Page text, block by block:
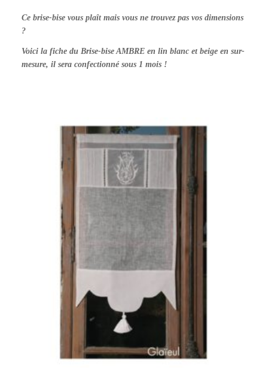
Ce brise-bise vous plaît mais vous ne trouvez pas vos dimensions
?
Voici la fiche du Brise-bise AMBRE en lin blanc et beige en sur-
mesure, il sera confectionné sous 1 mois !